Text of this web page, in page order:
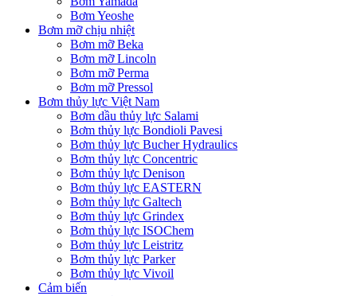
Bơm Yeoshe
Bơm mỡ chịu nhiệt
Bơm mỡ Beka
Bơm mỡ Lincoln
Bơm mỡ Perma
Bơm mỡ Pressol
Bơm thủy lực Việt Nam
Bơm dầu thủy lực Salami
Bơm thủy lực Bondioli Pavesi
Bơm thủy lực Bucher Hydraulics
Bơm thủy lực Concentric
Bơm thủy lực Denison
Bơm thủy lực EASTERN
Bơm thủy lực Galtech
Bơm thủy lực Grindex
Bơm thủy lực ISOChem
Bơm thủy lực Leistritz
Bơm thủy lực Parker
Bơm thủy lực Vivoil
Cảm biến